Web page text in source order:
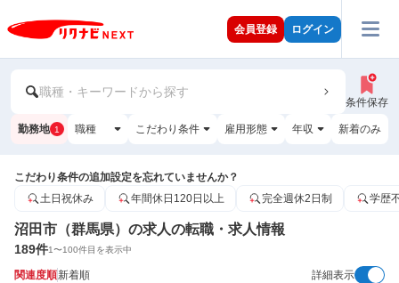
会員登録 ログイン
職種・キーワードから探す
条件保存
勤務地 1 職種 こだわり条件 雇用形態 年収 新着のみ
こだわり条件の追加設定を忘れていませんか？
土日祝休み
年間休日120日以上 完全週休2日制 学歴
沼田市（群馬県）の求人の転職・求人情報
189件1〜100件目を表示中
関連度順新着順 詳細表示